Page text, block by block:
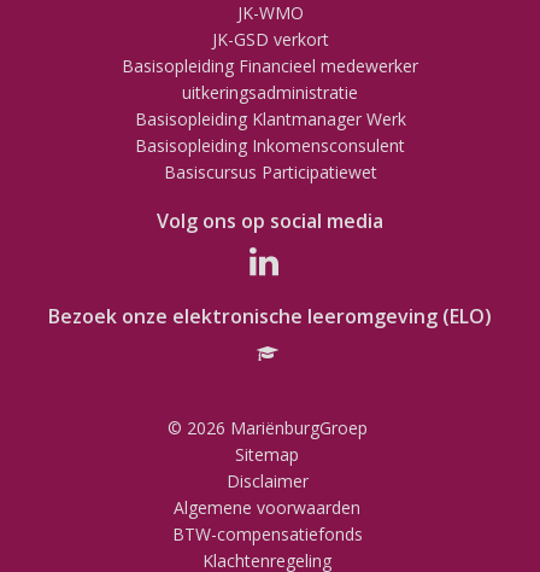
JK-WMO
JK-GSD verkort
Basisopleiding Financieel medewerker
uitkeringsadministratie
Basisopleiding Klantmanager Werk
Basisopleiding Inkomensconsulent
Basiscursus Participatiewet
Volg ons op social media
Bezoek onze elektronische leeromgeving (ELO)
© 2026 MariënburgGroep
Sitemap
Disclaimer
Algemene voorwaarden
BTW-compensatiefonds
Klachtenregeling